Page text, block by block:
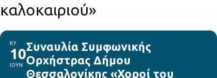
καλοκαιριού»
ΚΥ
10
ΙΟΥΝ
Συναυλία Συμφωνικής
Ορχήστρας Δήμου
Θεσσαλονίκης «Χοροί του